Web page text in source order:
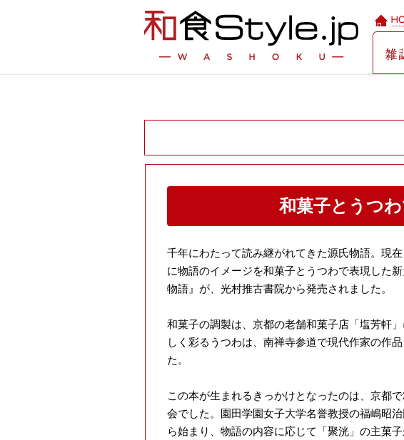
和菓子とうつ
千年にわたって読み継がれてきた源氏物語。現
に物語のイメージを和菓子とうつわで表現した
物語』が、光村推古書院から発売されました。
和菓子の調製は、京都の老舗和菓子店「塩芳軒
しく彩るうつわは、南禅寺参道で現代作家の作
た。
この本が生まれるきっかけとなったのは、京都
会でした。園田学園女子大学名誉教授の福嶋昭
ら始まり、物語の内容に応じて「聚洸」の主菓